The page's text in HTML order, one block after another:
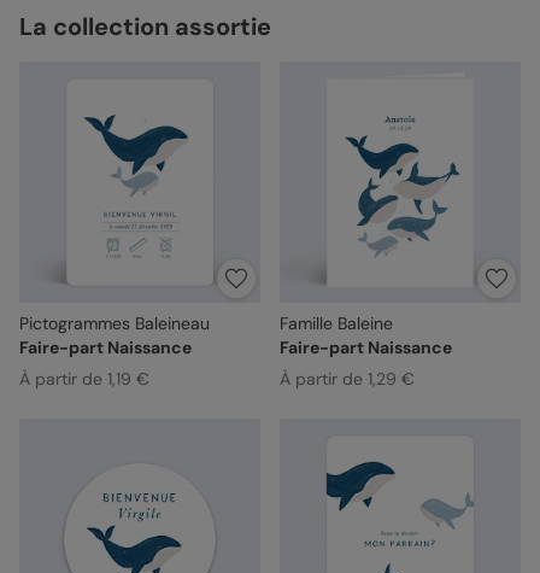
La collection assortie
Pictogrammes Baleineau
Faire-part Naissance
À partir de 1,19 €
Famille Baleine
Faire-part Naissance
À partir de 1,29 €